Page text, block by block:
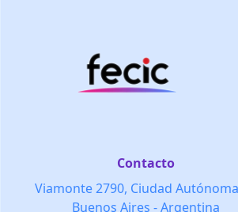
Contacto
Viamonte 2790, Ciudad
Buenos Aires - Argentina